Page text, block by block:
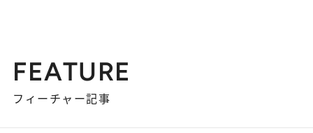
FEATURE
フィーチャー記事